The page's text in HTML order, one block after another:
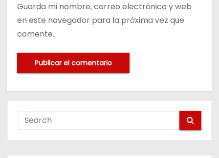
Guarda mi nombre, correo electrónico y web
en este navegador para la próxima vez que
comente.